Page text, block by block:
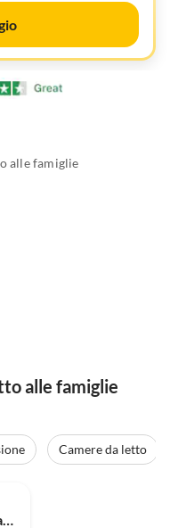
alle famiglie
alle famiglie
Camere da letto